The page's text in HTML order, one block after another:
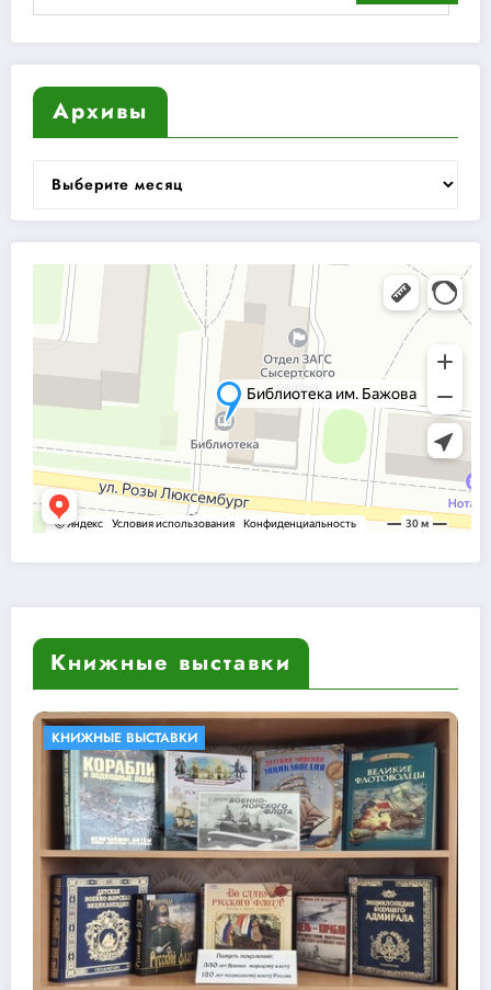
Архивы
Архивы
Книжные выставки
БИБЛИОТЕКИ В КНИГАХ КНИЖНЫЕ ВЫСТАВКИ